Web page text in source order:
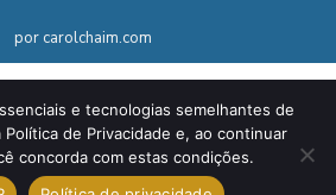
por carolchaim.com
e tecnologias semelhantes de
de Privacidade e, ao continuar
concorda com estas condições.